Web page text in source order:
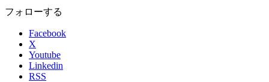
フォローする
Facebook
X
Youtube
Linkedin
RSS